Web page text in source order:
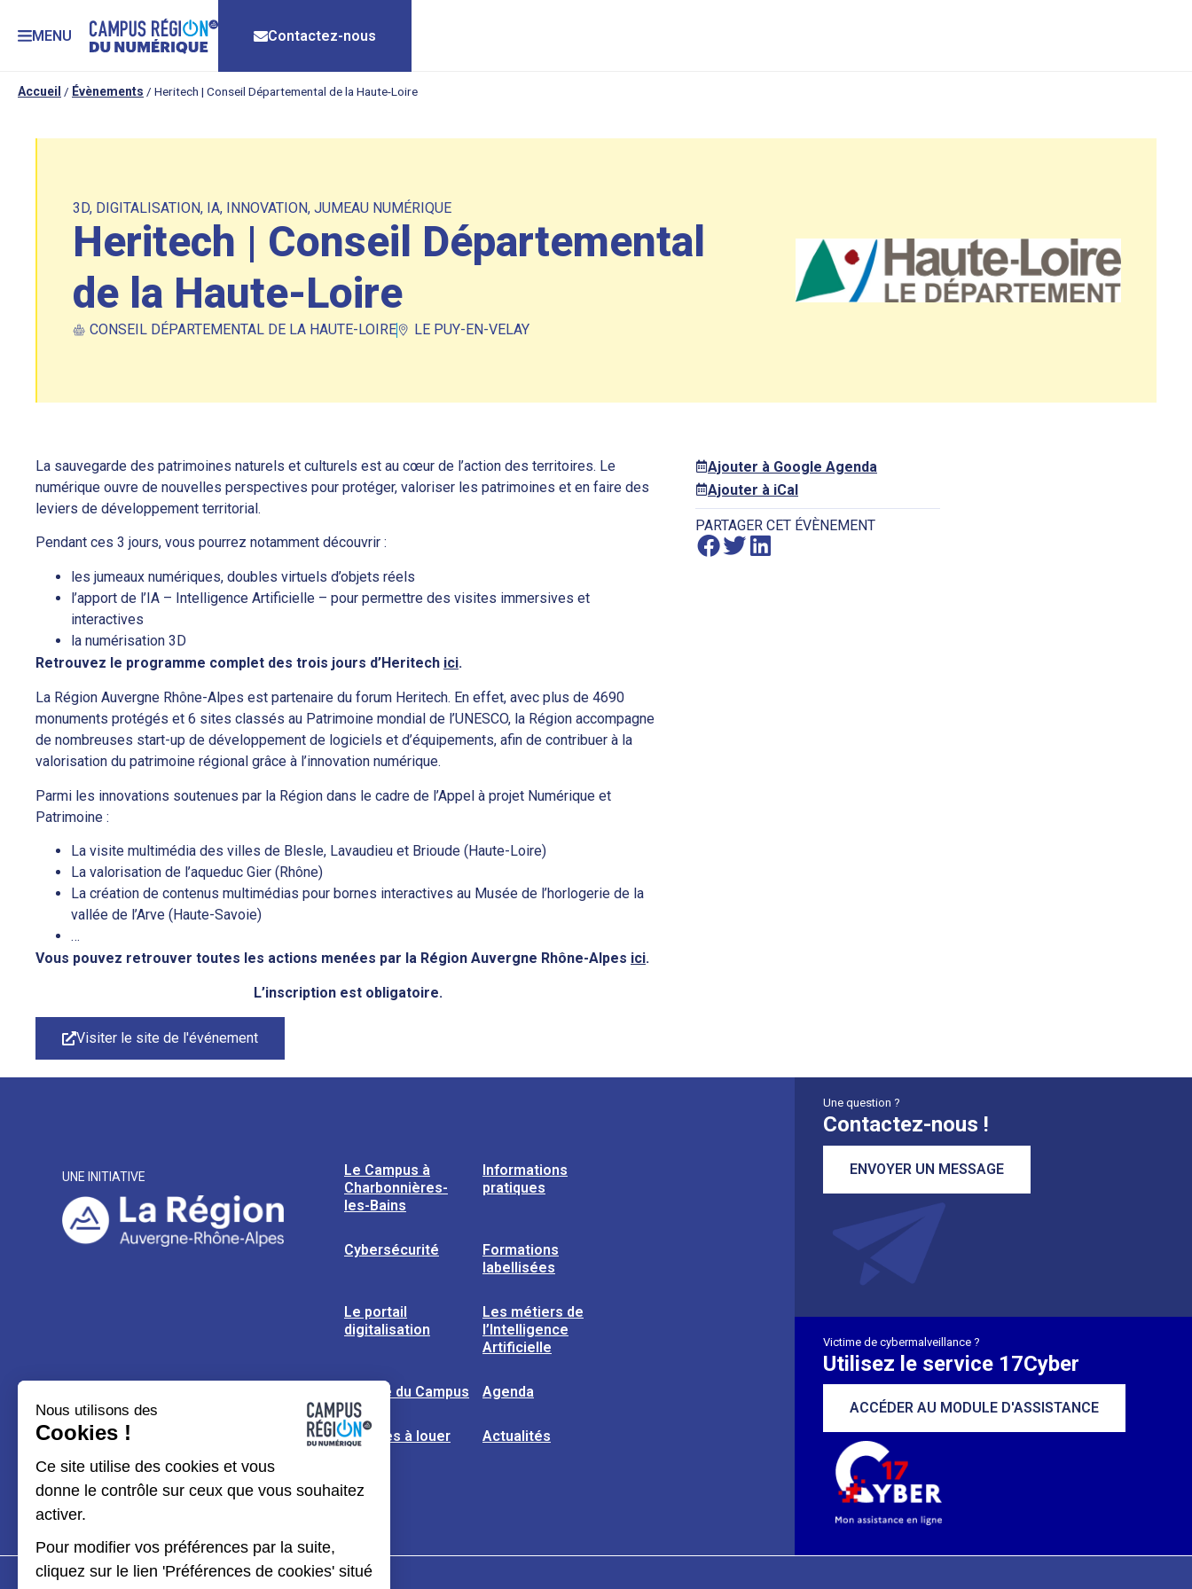
MENU Contactez-nous
Accueil / Évènements / Heritech | Conseil Départemental de la Haute-Loire
3D, DIGITALISATION, IA, INNOVATION, JUMEAU NUMÉRIQUE
Heritech | Conseil Départemental
de la Haute-Loire
CONSEIL DÉPARTEMENTAL DE LA HAUTE-LOIRE LE PUY-EN-VELAY
La sauvegarde des patrimoines naturels et culturels est au cœur de l’action des territoires. Le
numérique ouvre de nouvelles perspectives pour protéger, valoriser les patrimoines et en faire des
leviers de développement territorial.
Pendant ces 3 jours, vous pourrez notamment découvrir :
les jumeaux numériques, doubles virtuels d’objets réels
l’apport de l’IA – Intelligence Artificielle – pour permettre des visites immersives et
interactives
la numérisation 3D
Retrouvez le programme complet des trois jours d’Heritech ici.
La Région Auvergne Rhône-Alpes est partenaire du forum Heritech. En effet, avec plus de 4690
monuments protégés et 6 sites classés au Patrimoine mondial de l’UNESCO, la Région accompagne
de nombreuses start-up de développement de logiciels et d’équipements, afin de contribuer à la
valorisation du patrimoine régional grâce à l’innovation numérique.
Parmi les innovations soutenues par la Région dans le cadre de l’Appel à projet Numérique et
Patrimoine :
La visite multimédia des villes de Blesle, Lavaudieu et Brioude (Haute-Loire)
La valorisation de l’aqueduc Gier (Rhône)
La création de contenus multimédias pour bornes interactives au Musée de l’horlogerie de la
vallée de l’Arve (Haute-Savoie)
…
Vous pouvez retrouver toutes les actions menées par la Région Auvergne Rhône-Alpes ici.
L’inscription est obligatoire.
Visiter le site de l'événement
Ajouter à Google Agenda
Ajouter à iCal
PARTAGER CET ÉVÈNEMENT
UNE INITIATIVE
Le Campus à
Charbonnières-
les-Bains
Informations
pratiques
Cybersécurité
Formations
labellisées
Le portail
digitalisation
Les métiers de
l’Intelligence
Artificielle
L’usine du Campus Agenda
Espaces à louer Actualités
Une question ?
Contactez-nous !
ENVOYER UN MESSAGE
Victime de cybermalveillance ?
Utilisez le service 17Cyber
ACCÉDER AU MODULE D'ASSISTANCE
Nous utilisons des
Cookies !
Ce site utilise des cookies et vous
donne le contrôle sur ceux que vous souhaitez
activer.
Pour modifier vos préférences par la suite,
cliquez sur le lien 'Préférences de cookies' situé